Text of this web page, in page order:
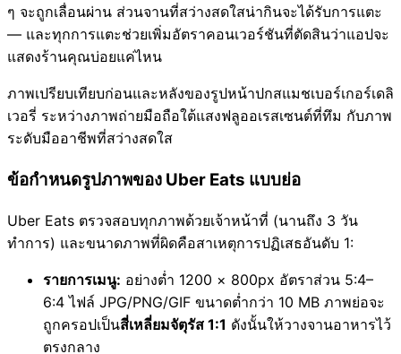
ๆ จะถูกเลื่อนผ่าน ส่วนจานที่สว่างสดใสน่ากินจะได้รับการแตะ
— และทุกการแตะช่วยเพิ่มอัตราคอนเวอร์ชันที่ตัดสินว่าแอปจะ
แสดงร้านคุณบ่อยแค่ไหน
ภาพเปรียบเทียบก่อนและหลังของรูปหน้าปกสแมชเบอร์เกอร์เดลิ
เวอรี่ ระหว่างภาพถ่ายมือถือใต้แสงฟลูออเรสเซนต์ที่ทึม กับภาพ
ระดับมืออาชีพที่สว่างสดใส
ข้อกำหนดรูปภาพของ Uber Eats แบบย่อ
Uber Eats ตรวจสอบทุกภาพด้วยเจ้าหน้าที่ (นานถึง 3 วัน
ทำการ) และขนาดภาพที่ผิดคือสาเหตุการปฏิเสธอันดับ 1:
รายการเมนู: อย่างต่ำ 1200 × 800px อัตราส่วน 5:4–
6:4 ไฟล์ JPG/PNG/GIF ขนาดต่ำกว่า 10 MB ภาพย่อจะ
ถูกครอปเป็นสี่เหลี่ยมจัตุรัส 1:1 ดังนั้นให้วางจานอาหารไว้
ตรงกลาง